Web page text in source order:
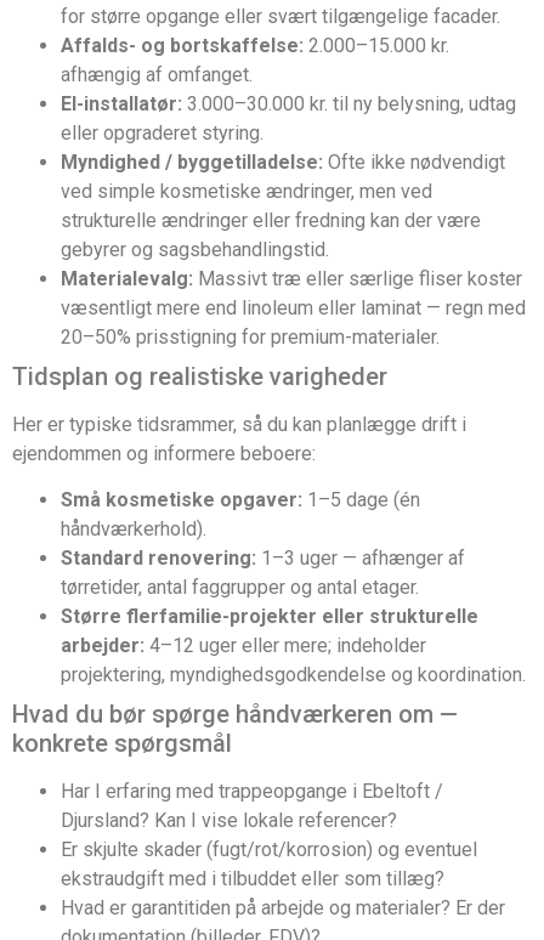
for større opgange eller svært tilgængelige facader.
Affalds- og bortskaffelse: 2.000–15.000 kr.
afhængig af omfanget.
El-installatør: 3.000–30.000 kr. til ny belysning, udtag
eller opgraderet styring.
Myndighed / byggetilladelse: Ofte ikke nødvendigt
ved simple kosmetiske ændringer, men ved
strukturelle ændringer eller fredning kan der være
gebyrer og sagsbehandlingstid.
Materialevalg: Massivt træ eller særlige fliser koster
væsentligt mere end linoleum eller laminat — regn med
20–50% prisstigning for premium-materialer.
Tidsplan og realistiske varigheder
Her er typiske tidsrammer, så du kan planlægge drift i
ejendommen og informere beboere:
Små kosmetiske opgaver: 1–5 dage (én
håndværkerhold).
Standard renovering: 1–3 uger — afhænger af
tørretider, antal faggrupper og antal etager.
Større flerfamilie-projekter eller strukturelle
arbejder: 4–12 uger eller mere; indeholder
projektering, myndighedsgodkendelse og koordination.
Hvad du bør spørge håndværkeren om —
konkrete spørgsmål
Har I erfaring med trappeopgange i Ebeltoft /
Djursland? Kan I vise lokale referencer?
Er skjulte skader (fugt/rot/korrosion) og eventuel
ekstraudgift med i tilbuddet eller som tillæg?
Hvad er garantitiden på arbejde og materialer? Er der